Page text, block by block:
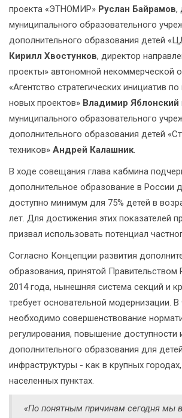
проекта «ЭТНОМИР» Руслан Байрамов,
муниципального образовательного
дополнительного образования детей
Кирилл Хвостунков, директор
проекты» автономной некоммерческой
«Агентство стратегических инициатив
новых проектов» Владимир Яблонский
муниципального образовательного
дополнительного образования детей
техников» Андрей Калашник.
В ходе совещания глава кабмина
дополнительное образование в России
доступно минимум для 75% детей в
лет. Для достижения этих показателей
призвал использовать потенциал
Согласно Концепции развития
образования, принятой Правительством
2014 года, нынешняя система секций и
требует основательной модернизации. В
необходимо совершенствование
регулирования, повышение доступности
дополнительного образования для
инфраструктуры - как в крупных
населенных пунктах.
«По понятным причинам сегодня мы